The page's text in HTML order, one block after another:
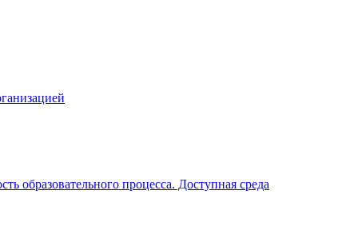
образовательного процесса. Доступная среда